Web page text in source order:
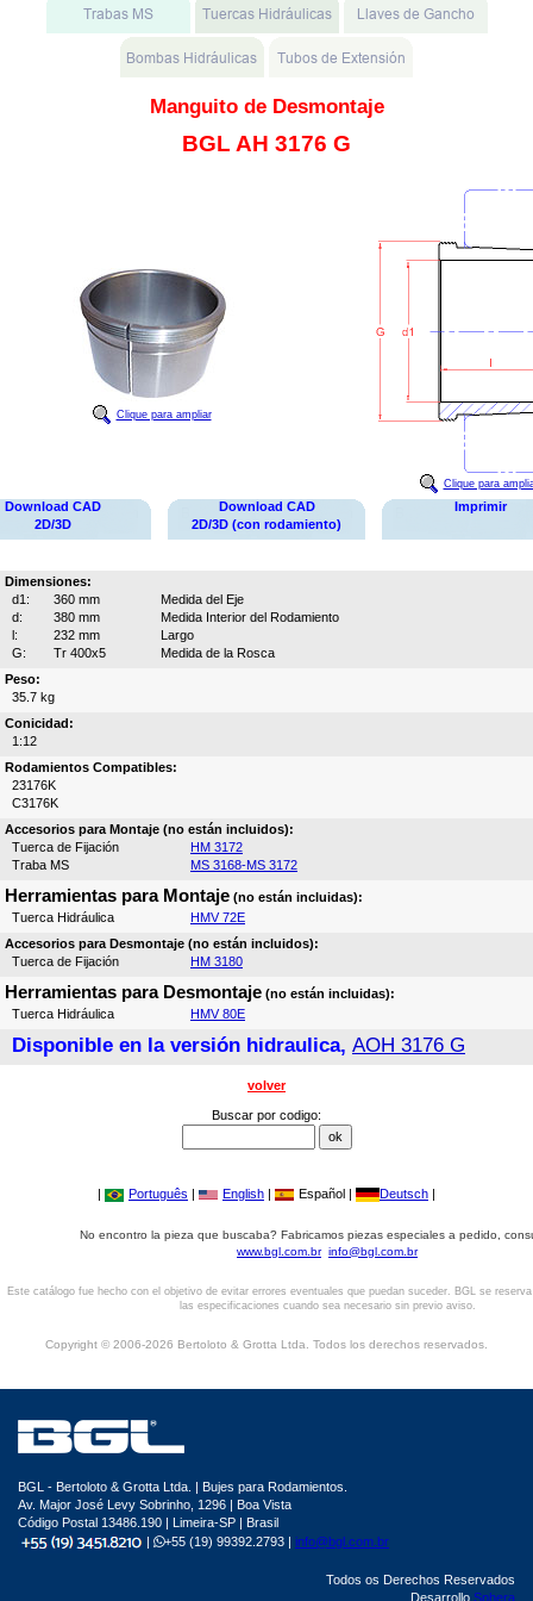
Manguito de Desmontaje
BGL AH 3176 G
Clique para ampliar
Clique para
Download CAD
2D/3D
Download CAD
2D/3D (con rodamiento)
Imprimir
Dimensiones:
d1:
360 mm
Medida del Eje
d:
380 mm
Medida Interior del Rodamiento
l:
232 mm
Largo
G:
Tr 400x5
Medida de la Rosca
Peso:
35.7 kg
Conicidad:
1:12
Rodamientos Compatibles:
23176K
C3176K
Accesorios para Montaje (no están incluidos):
Tuerca de Fijación
HM 3172
Traba MS
MS 3168-MS 3172
Herramientas para Montaje (no están incluidas):
Tuerca Hidráulica
HMV 72E
Accesorios para Desmontaje (no están incluidos):
Tuerca de Fijación
HM 3180
Herramientas para Desmontaje (no están incluidas):
Tuerca Hidráulica
HMV 80E
Disponible en la versión hidraulica, AOH 3176 G
volver
Buscar por codigo:
| Português | English | Español | Deutsch |
No encontro la pieza que buscaba? Fabricamos piezas especiales a pedido,
www.bgl.com.br info@bgl.com.br
Este catálogo fue hecho con el objetivo de evitar errores eventuales que puedan suceder. BGL se
las especificaciones cuando sea necesario sin previo aviso.
Copyright © 2006-2026 Bertoloto & Grotta Ltda. Todos los derechos reservados.
BGL - Bertoloto & Grotta Ltda. | Bujes para Rodamientos.
Av. Major José Levy Sobrinho, 1296 | Boa Vista
Código Postal 13486.190 | Limeira-SP | Brasil
|
+55 (19) 99392.2793 | info@bgl.com.br
Todos os Derechos Reservados
Desarrollo Sphera